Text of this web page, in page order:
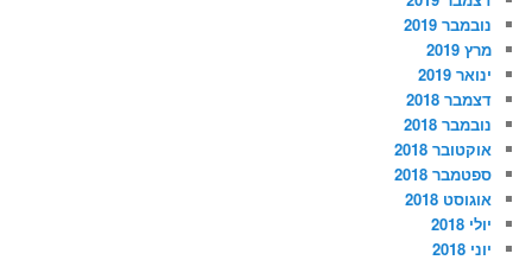
נובמבר 2019
מרץ 2019
ינואר 2019
דצמבר 2018
נובמבר 2018
אוקטובר 2018
ספטמבר 2018
אוגוסט 2018
יולי 2018
יוני 2018